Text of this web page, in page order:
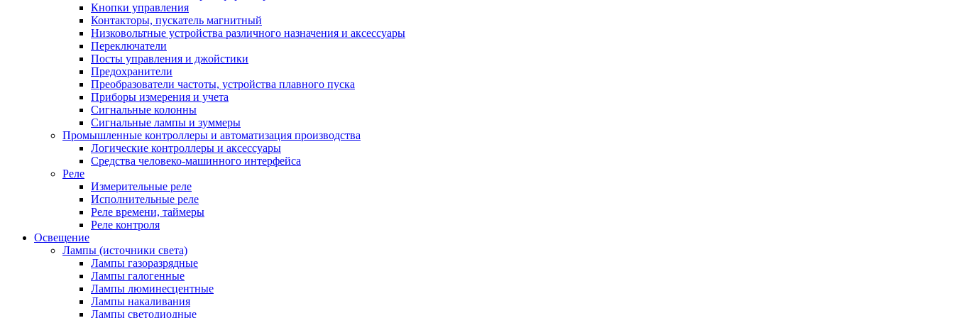
Кнопки управления
Контакторы, пускатель магнитный
Низковольтные устройства различного назначения и аксессуары
Переключатели
Посты управления и джойстики
Предохранители
Преобразователи частоты, устройства плавного пуска
Приборы измерения и учета
Сигнальные колонны
Сигнальные лампы и зуммеры
Промышленные контроллеры и автоматизация производства
Логические контроллеры и аксессуары
Средства человеко-машинного интерфейса
Реле
Измерительные реле
Исполнительные реле
Реле времени, таймеры
Реле контроля
Освещение
Лампы (источники света)
Лампы газоразрядные
Лампы галогенные
Лампы люминесцентные
Лампы накаливания
Лампы светодиодные